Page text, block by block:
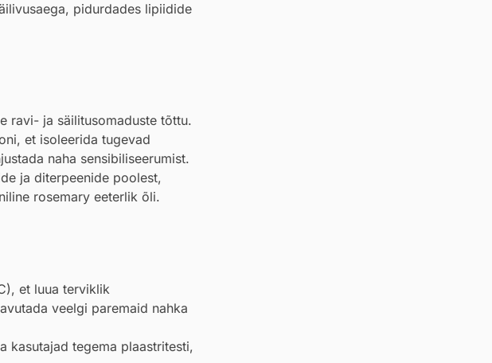
pidurdades lipiidide
ravi- ja säilitusomaduste tõttu.
et isoleerida tugevad
naha sensibiliseerumist.
ja diterpeenide poolest,
rosemary eeterlik õli.
et luua terviklik
veelgi paremaid nahka
kasutajad tegema plaastritesti,